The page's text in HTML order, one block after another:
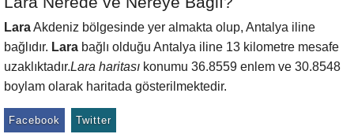
LaraAkdeniz bölgesinde yer almakta olup, Antalya iline
bağlıdır. Lara bağlı olduğu Antalya iline 13 kilometre mesafe
uzaklıktadır.Lara haritası konumu 36.8559 enlem ve 30.8548
boylam olarak haritada gösterilmektedir.
Facebook Twitter